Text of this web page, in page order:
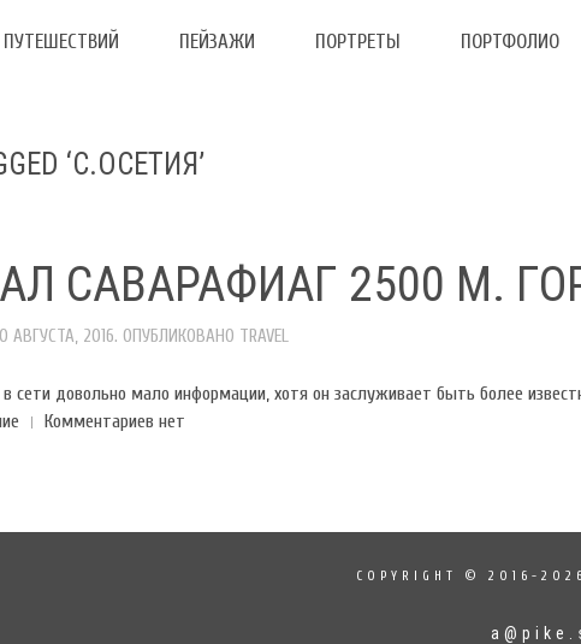
ПУТЕШЕСТВИЙ ПЕЙЗАЖИ ПОРТРЕТЫ ПОРТФОЛИО
‘С.ОСЕТИЯ’
САВАРАФИАГ 2500 М.
АВГУСТА, 2016. ОПУБЛИКОВАНО TRAVEL
сети довольно мало информации, хотя он заслуживает быть более
Комментариев нет
COPYRIGHT © 2016-